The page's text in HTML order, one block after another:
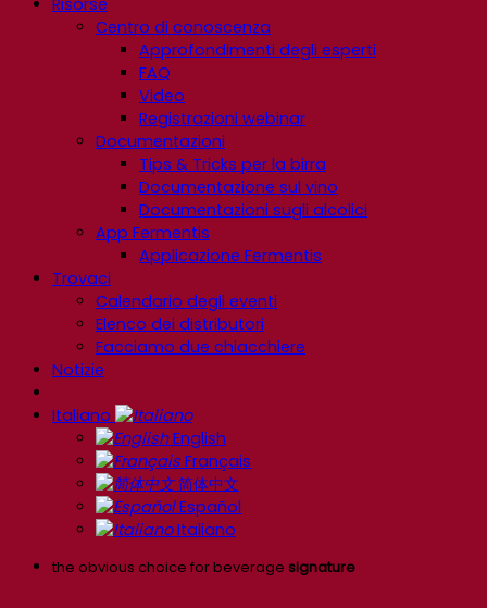
Centro di conoscenza
Approfondimenti degli esperti
FAQ
Video
Registrazioni webinar
Documentazioni
Tips & Tricks per la birra
Documentazione sul vino
Documentazioni sugli alcolici
App Fermentis
Applicazione Fermentis
Trovaci
Calendario degli eventi
Elenco dei distributori
Facciamo due chiacchiere
Notizie
Italiano
English
Français
简体中文
Español
Italiano
the obvious choice for beverage signature